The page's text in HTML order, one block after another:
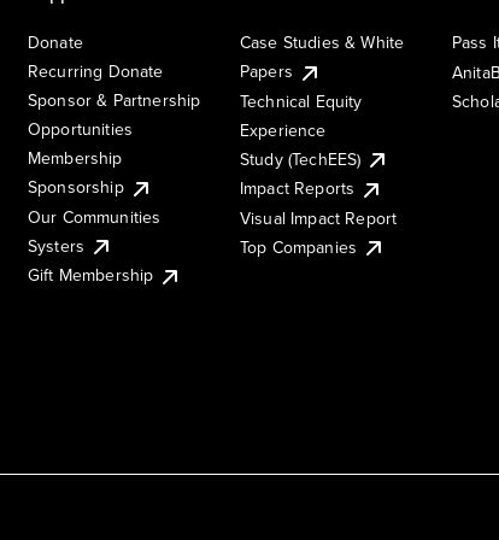
Donate
Recurring Donate
Sponsor & Partnership
Opportunities
Membership
Sponsorship
Our Communities
Systers
Gift Membership
Case Studies & White
Papers
Technical Equity
Experience
Study (TechEES)
Impact Reports
Visual Impact Report
Top Companies
Pass